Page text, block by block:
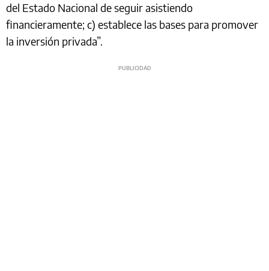
del Estado Nacional de seguir asistiendo
financieramente; c) establece las bases para promover
la inversión privada”.